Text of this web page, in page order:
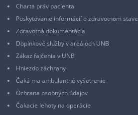
Charta práv pacienta
Poskytovanie informácií o zdravotnom stave
Zdravotná dokumentácia
Doplnkové služby v areáloch UNB
Zákaz fajčenia v UNB
Hniezdo záchrany
Čaká ma ambulantné vyšetrenie
Ochrana osobných údajov
Čakacie lehoty na operácie